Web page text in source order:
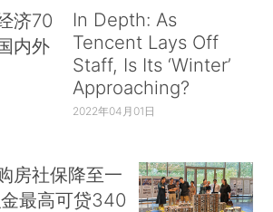
济70
内外
In Depth: As
Tencent Lays Off
Staff, Is Its ‘Winter’
Approaching?
2022年04月01日
房社保降至一
最高可贷340